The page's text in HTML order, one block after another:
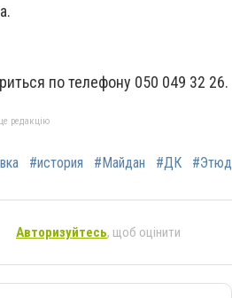
по телефону 050 049 32 26.
редакцію
#история #Майдан #ДК #Этюд
Авторизуйтесь, щоб оцінити